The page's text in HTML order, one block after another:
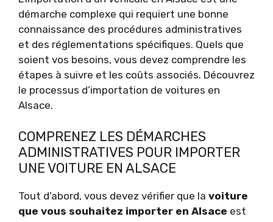
démarche complexe qui requiert une bonne
connaissance des procédures administratives
et des réglementations spécifiques. Quels que
soient vos besoins, vous devez comprendre les
étapes à suivre et les coûts associés. Découvrez
le processus d’importation de voitures en
Alsace.
COMPRENEZ LES DÉMARCHES
ADMINISTRATIVES POUR IMPORTER
UNE VOITURE EN ALSACE
Tout d’abord, vous devez vérifier que la voiture
que vous souhaitez importer en Alsace est